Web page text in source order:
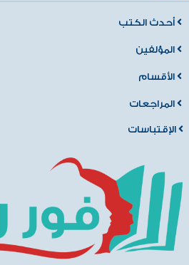
أحدث الكتب
المؤلفين
الأقسام
المراجعات
الإقتباسات